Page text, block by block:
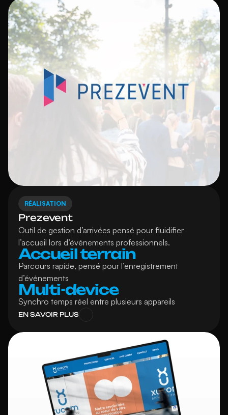
RÉALISATION
Prezevent
Outil de gestion d’arrivées pensé pour fluidifier
l’accueil lors d’événements professionnels.
Accueil terrain
Parcours rapide, pensé pour l’enregistrement
d’événements
Multi-device
Synchro temps réel entre plusieurs appareils
EN SAVOIR PLUS